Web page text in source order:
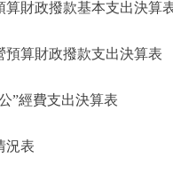
上接訴即辦
財政撥款基本支出決算
算財政撥款支出決算表
經費支出決算表
表